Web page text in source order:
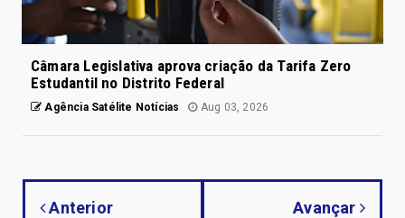
Câmara Legislativa aprova criação da Tarifa Zero
Estudantil no Distrito Federal
Agência Satélite Notícias Aug 03, 2026
Anterior Avançar